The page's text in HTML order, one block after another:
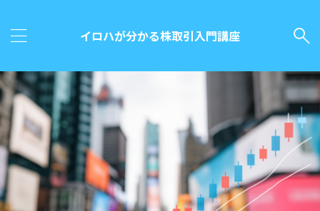
イロハが分かる株取引入門講座